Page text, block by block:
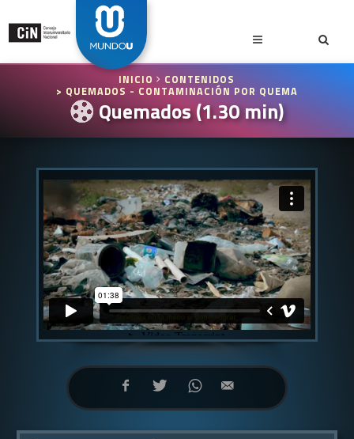
INICIO CONTENIDOS
> QUEMADOS - CONTAMINACIÓN POR QUEMA
Quemados (1.30 min)